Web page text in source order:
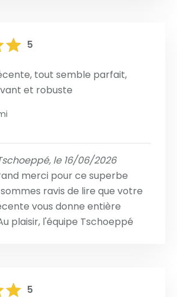
5
tout semble parfait,
et robuste
le 16/06/2026
merci pour ce superbe
ravis de lire que votre
vous donne entière
plaisir, l'équipe Tschoeppé
5